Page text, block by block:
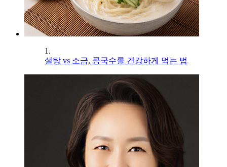
1.
설탕 vs 소금, 콩국수를 건강하게 먹는 법